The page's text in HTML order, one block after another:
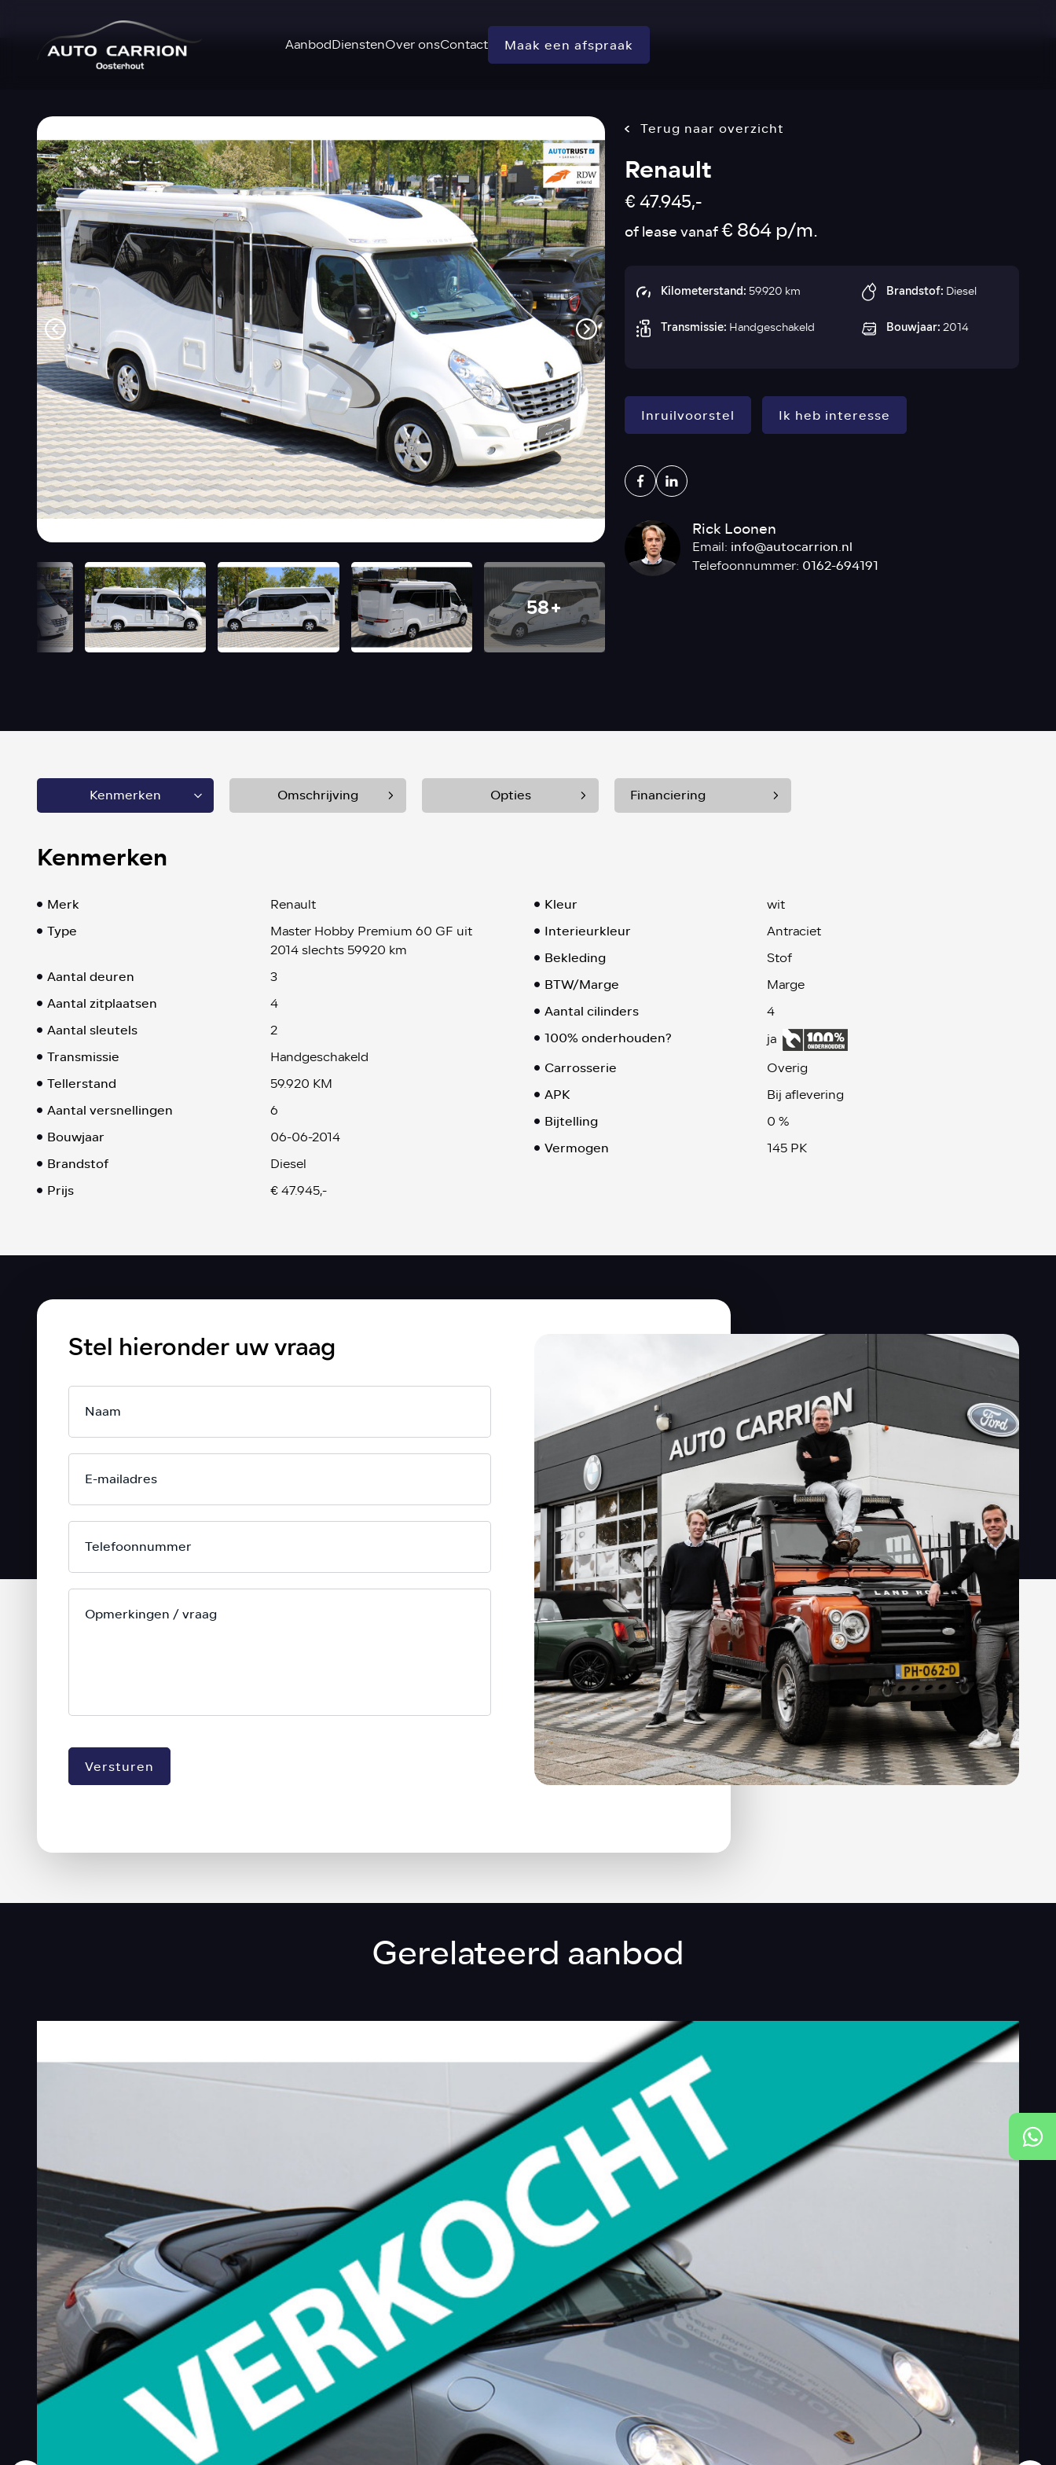
AanbodDienstenOver onsContact Maak een afspraak
Terug naar overzicht
58+
Renault
€ 47.945,-
of lease vanaf€ 864 p/m.
Kilometerstand:59.920 km Brandstof: Diesel
Transmissie: Handgeschakeld Bouwjaar:2014
Inruilvoorstel Ik heb interesse
Rick Loonen
Email: info@autocarrion.nl
Telefoonnummer: 0162-694191
Kenmerken Omschrijving Opties Financiering
Kenmerken
Merk Renault
Type
Master Hobby Premium 60 GF uit
2014 slechts 59920 km
Aantal deuren 3
Aantal zitplaatsen 4
Aantal sleutels 2
Transmissie Handgeschakeld
Tellerstand 59.920 KM
Aantal versnellingen 6
Bouwjaar 06-06-2014
Brandstof Diesel
Prijs € 47.945,-
Kleur wit
Interieurkleur Antraciet
Bekleding Stof
BTW/Marge Marge
Aantal cilinders 4
100% onderhouden? ja
Carrosserie Overig
APK Bij aflevering
Bijtelling 0 %
Vermogen 145 PK
Stel hieronder uw vraag
Versturen
Gerelateerd aanbod